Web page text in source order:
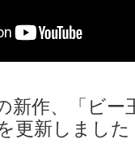
新作、「ビー
更新しました